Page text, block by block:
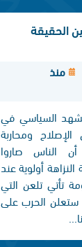
الحقيقة
منذ
السياسي في
ومحاربة
الناس صاروا
أولوية عند
تأتي تلعن التي
ستعلن الحرب على